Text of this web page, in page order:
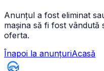
Anunțul a fost eliminat
mașina să fi fost
oferta.
Înapoi la anunțuriAcasă